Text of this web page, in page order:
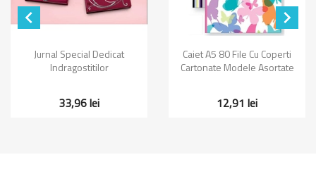

Jurnal Special Dedicat
Indragostitilor
33,96 lei
Caiet A5 80 File Cu Coperti
Cartonate Modele Asortate
12,91 lei
